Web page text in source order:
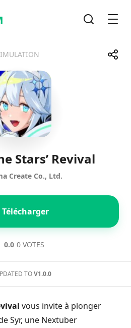
TelegramFacebook
Stars’ Revival
Create Co., Ltd.
Télécharger
0.0 0 VOTES
TO V1.0.0
vous invite à plonger
Syr, une Nextuber